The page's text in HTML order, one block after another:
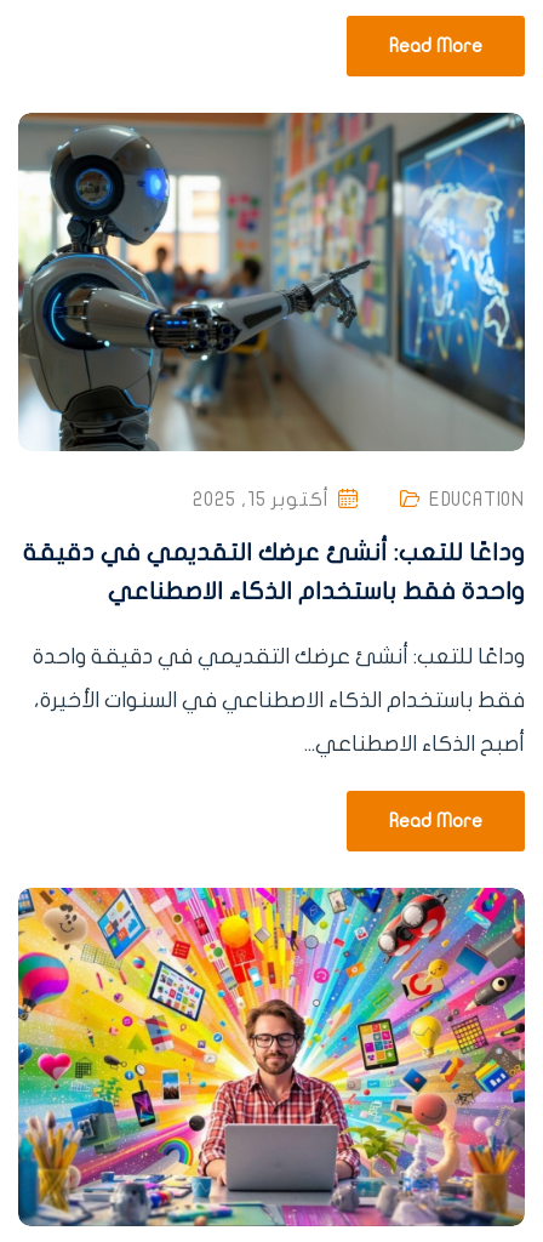
Read More
EDUCATION أكتوبر 15, 2025
وداعًا للتعب: أنشئ عرضك التقديمي في دقيقة
واحدة فقط باستخدام الذكاء الاصطناعي
وداعًا للتعب: أنشئ عرضك التقديمي في دقيقة واحدة
فقط باستخدام الذكاء الاصطناعي في السنوات الأخيرة،
أصبح الذكاء الاصطناعي...
Read More